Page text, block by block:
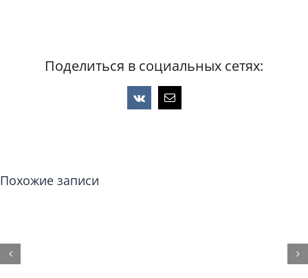
Поделиться в социальных сетях:
Vk Email
Похожие записи